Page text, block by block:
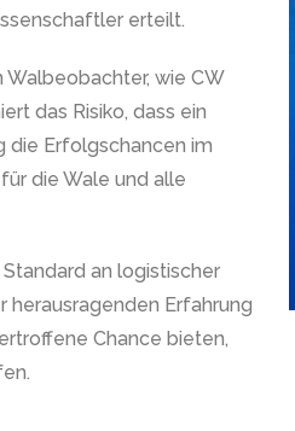
erteilt.
wie CW
das Risiko, dass ein
die Erfolgschancen im
die Wale und alle
an logistischer
herausragenden Erfahrung
Chance bieten,